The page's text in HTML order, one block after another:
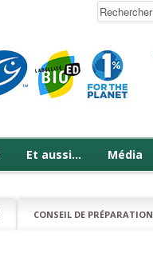
Et aussi… Média
CONSEIL DE PRÉPARATION